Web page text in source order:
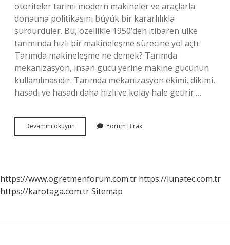
otoriteler tarımı modern makineler ve araçlarla
donatma politikasını büyük bir kararlılıkla
sürdürdüler. Bu, özellikle 1950’den itibaren ülke
tarımında hızlı bir makineleşme sürecine yol açtı.
Tarımda makineleşme ne demek? Tarımda
mekanizasyon, insan gücü yerine makine gücünün
kullanılmasıdır. Tarımda mekanizasyon ekimi, dikimi,
hasadı ve hasadı daha hızlı ve kolay hale getirir.…
Devamını okuyun Makineleşme
Ne
Yorum Bırak
https://www.ogretmenforum.com.tr https://lunatec.com.tr
https://karotaga.com.trSitemap